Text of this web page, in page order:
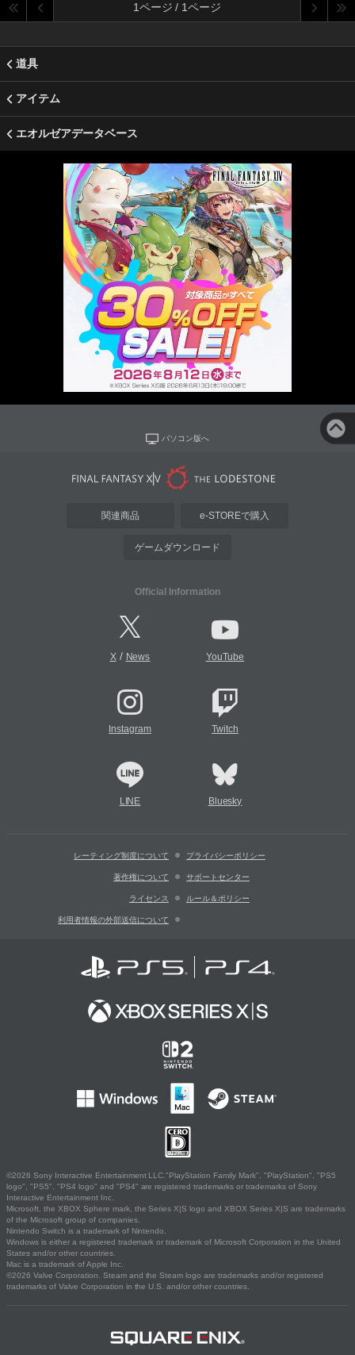
1ページ / 1ページ
道具
アイテム
エオルゼアデータベース
パソコン版へ
関連商品 e-STOREで購入
ゲームダウンロード
Official Information
X/ News YouTube
Instagram Twitch
LINE Bluesky
レーティング制度について プライバシーポリシー
著作権について サポートセンター
ライセンス ルール＆ポリシー
利用者情報の外部送信について
©2026 Sony Interactive Entertainment LLC."PlayStation Family Mark", "PlayStation", "PS5
logo", "PS5", "PS4 logo" and "PS4" are registered trademarks or trademarks of Sony
Interactive Entertainment Inc.
Microsoft, the XBOX Sphere mark, the Series X|S logo and XBOX Series X|S are trademarks
of the Microsoft group of companies.
Nintendo Switch is a trademark of Nintendo.
Windows is either a registered trademark or trademark of Microsoft Corporation in the United
States and/or other countries.
Mac is a trademark of Apple Inc.
©2026 Valve Corporation. Steam and the Steam logo are trademarks and/or registered
trademarks of Valve Corporation in the U.S. and/or other countries.